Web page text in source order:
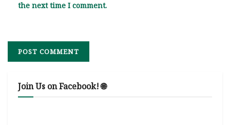
the next time I comment.
Join Us on Facebook! 🌐